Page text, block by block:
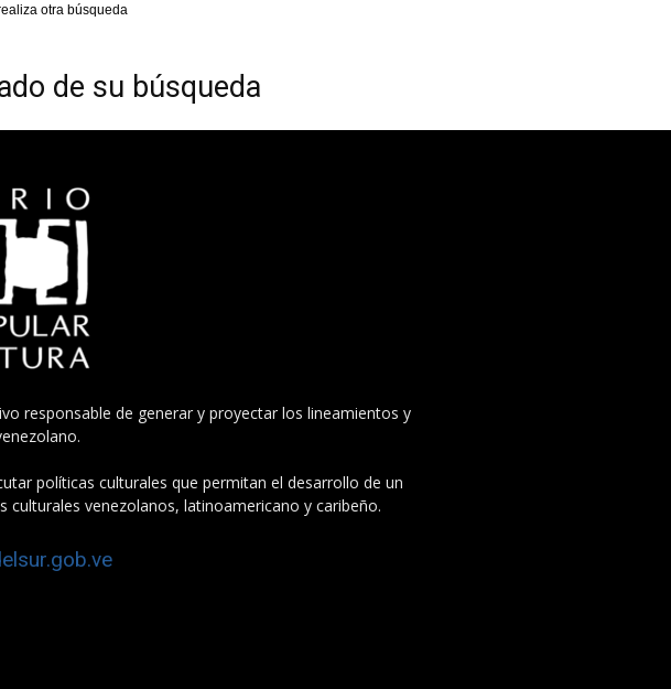
otra búsqueda
de su búsqueda
responsable de generar y proyectar los lineamientos y
políticas culturales que permitan el desarrollo de un
venezolanos, latinoamericano y caribeño.